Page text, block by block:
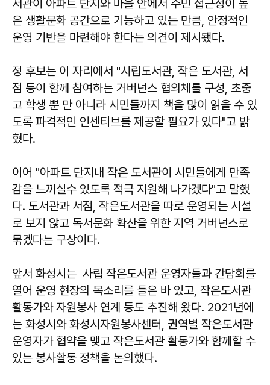
서관이 아파트 단지와 마을 안에서 주민 접근성이 높
은 생활문화 공간으로 기능하고 있는 만큼, 안정적인
운영 기반을 마련해야 한다는 의견이 제시됐다.
정 후보는 이 자리에서 "시립도서관, 작은 도서관, 서
점 등이 함께 참여하는 거버넌스 협의체를 구성, 초중
고 학생 뿐 만 아니라 시민들까지 책을 많이 읽을 수 있
도록 파격적인 인센티브를 제공할 필요가 있다"고 밝
혔다.
이어 "아파트 단지내 작은 도서관이 시민들에게 만족
감을 느끼실수 있도록 적극 지원해 나가겠다"고 말했
다. 도서관과 서점, 작은도서관을 따로 운영되는 시설
로 보지 않고 독서문화 확산을 위한 지역 거버넌스로
묶겠다는 구상이다.
앞서 화성시는 사립 작은도서관 운영자들과 간담회를
열어 운영 현장의 목소리를 들은 바 있고, 작은도서관
활동가와 자원봉사 연계 등도 추진해 왔다. 2021년에
는 화성시와 화성시자원봉사센터, 권역별 작은도서관
운영자가 협약을 맺고 작은도서관 활동가와 함께할 수
있는 봉사활동 정책을 논의했다.